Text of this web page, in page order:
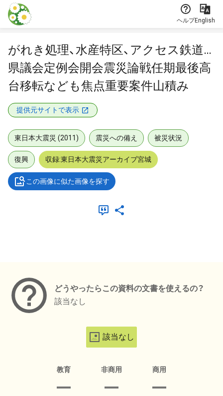
本文に飛ぶ
ヘルプEnglish
がれき処理、水産特区、アクセス鉄道…
県議会定例会開会震災論戦任期最後高
台移転なども焦点重要案件山積み
提供元サイトで表示
東日本大震災 (2011) 震災への備え 被災状況
復興 収録:東日本大震災アーカイブ宮城
この画像に似た画像を探す
どうやったらこの資料の文書を使えるの？
該当なし
該当なし
教育 非商用 商用